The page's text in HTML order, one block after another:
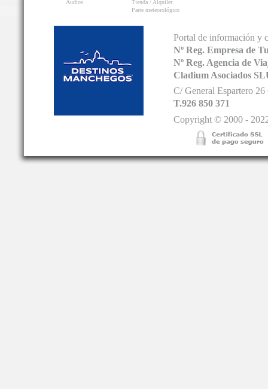
Audios
Tienda / Alquiler
Parte meteorológico
Portal de información y
Nº Reg. Empresa de
Nº Reg. Agencia de
Cladium Asociados
C/ General Espartero
T.926 850 371
Copyright © 2000 -